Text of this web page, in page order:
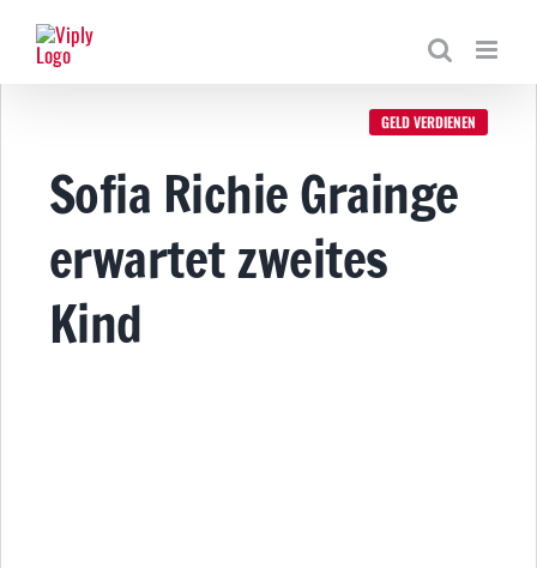
Inhalt
springen
GELD VERDIENEN
Sofia Richie Grainge
erwartet zweites
Kind